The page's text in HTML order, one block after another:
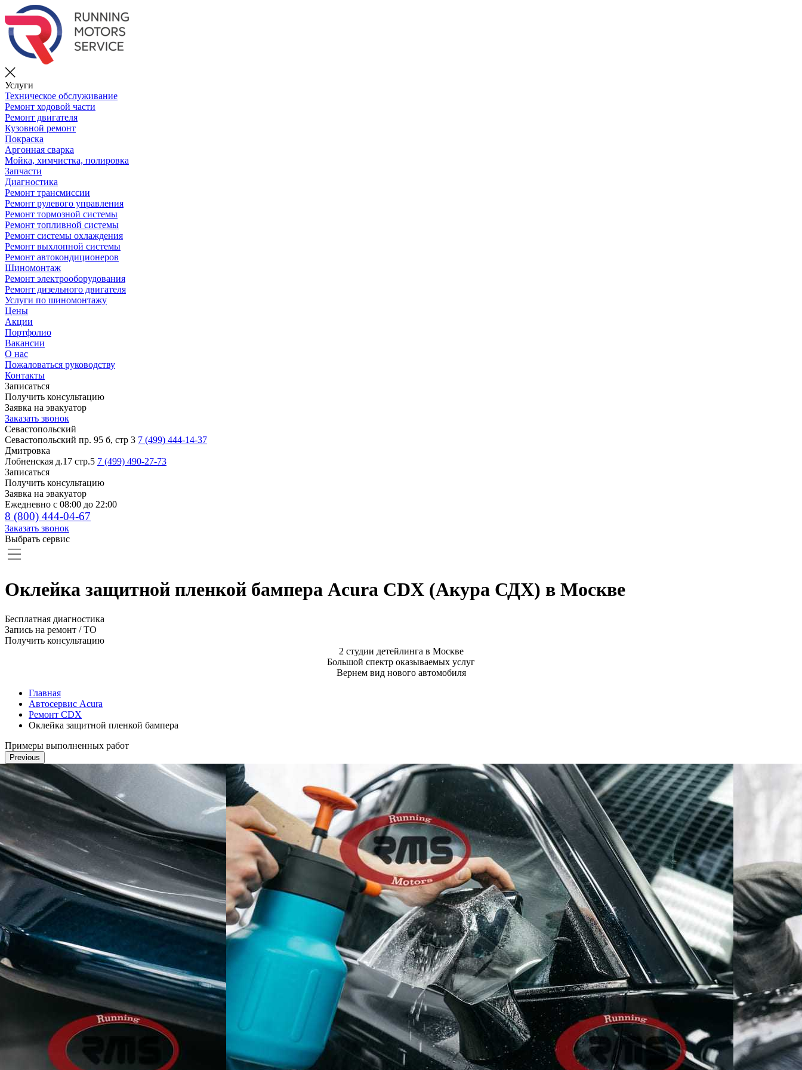
Услуги
Техническое обслуживание
Ремонт ходовой части
Ремонт двигателя
Кузовной ремонт
Покраска
Аргонная сварка
Мойка, химчистка, полировка
Запчасти
Диагностика
Ремонт трансмиссии
Ремонт рулевого управления
Ремонт тормозной системы
Ремонт топливной системы
Ремонт системы охлаждения
Ремонт выхлопной системы
Ремонт автокондиционеров
Шиномонтаж
Ремонт электрооборудования
Ремонт дизельного двигателя
Услуги по шиномонтажу
Цены
Акции
Портфолио
Вакансии
О нас
Пожаловаться руководству
Контакты
Записаться
Получить консультацию
Заявка на эвакуатор
Заказать звонок
Севастопольский
Севастопольский пр. 95 б, стр 3 7 (499) 444-14-37
Дмитровка
Лобненская д.17 стр.5 7 (499) 490-27-73
Записаться
Получить консультацию
Заявка на эвакуатор
Ежедневно с 08:00 до 22:00
8 (800) 444-04-67
Заказать звонок
Выбрать сервис
Оклейка защитной пленкой бампера Acura CDX (Акура СДХ) в Москве
Бесплатная диагностика
Запись на ремонт / ТО
Получить консультацию
2 студии детейлинга в Москве
Большой спектр оказываемых услуг
Вернем вид нового автомобиля
Главная
Автосервис Acura
Ремонт CDX
Оклейка защитной пленкой бампера
Примеры выполненных работ
Previous